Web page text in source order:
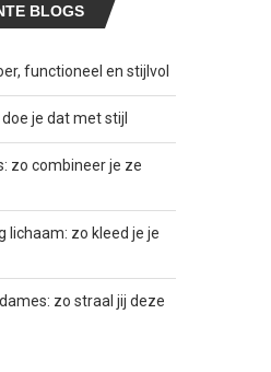
BLOGS
functioneel en stijlvol
je dat met stijl
zo combineer je ze
lichaam: zo kleed je je
zo straal jij deze